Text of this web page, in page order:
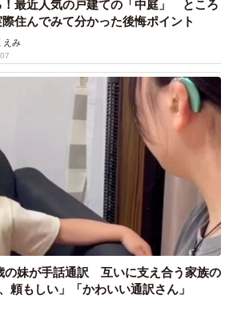
！最近人気の戸建ての「中庭」 ところ
住んでみて分かった後悔ポイント
えみ
の妹が手話通訳 互いに支え合う家族の
頼もしい」「かわいい通訳さん」